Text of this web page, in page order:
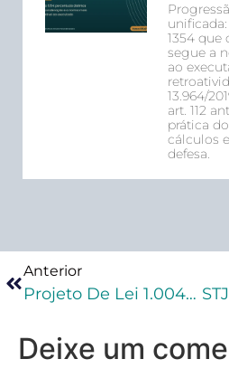
1354 que
segue a
ao
13.964/
art. 112
prática
cálculos
defesa.
Anterior
Projeto De Lei 1.004/21 Prevê Aumento De Pena Para Furto E Roubo De Vacinas Contra A Covid-19
Deixe um